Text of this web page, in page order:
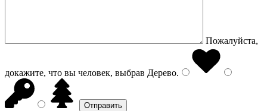
Пожалуйста,
докажите, что вы человек, выбрав Дерево.